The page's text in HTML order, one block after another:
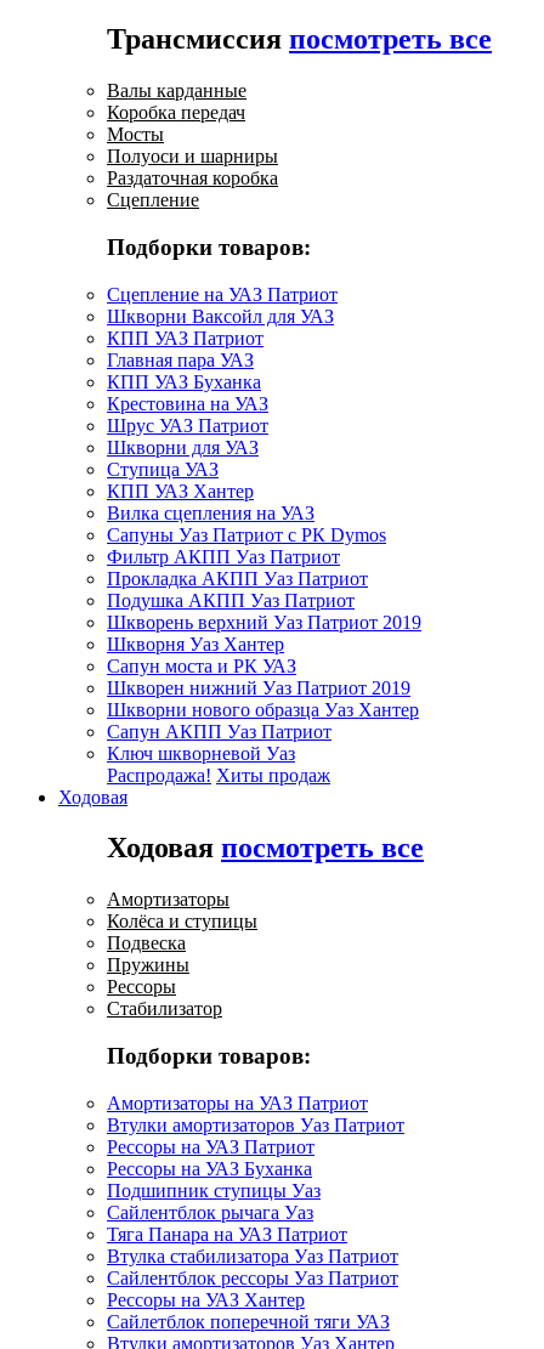
Трансмиссия посмотреть все
Валы карданные
Коробка передач
Мосты
Полуоси и шарниры
Раздаточная коробка
Сцепление
Подборки товаров:
Сцепление на УАЗ Патриот
Шкворни Ваксойл для УАЗ
КПП УАЗ Патриот
Главная пара УАЗ
КПП УАЗ Буханка
Крестовина на УАЗ
Шрус УАЗ Патриот
Шкворни для УАЗ
Ступица УАЗ
КПП УАЗ Хантер
Вилка сцепления на УАЗ
Сапуны Уаз Патриот с РК Dymos
Фильтр АКПП Уаз Патриот
Прокладка АКПП Уаз Патриот
Подушка АКПП Уаз Патриот
Шкворень верхний Уаз Патриот 2019
Шкворня Уаз Хантер
Сапун моста и РК УАЗ
Шкворен нижний Уаз Патриот 2019
Шкворни нового образца Уаз Хантер
Сапун АКПП Уаз Патриот
Ключ шкворневой Уаз
Распродажа! Хиты продаж
Ходовая
Ходовая посмотреть все
Амортизаторы
Колёса и ступицы
Подвеска
Пружины
Рессоры
Стабилизатор
Подборки товаров:
Амортизаторы на УАЗ Патриот
Втулки амортизаторов Уаз Патриот
Рессоры на УАЗ Патриот
Рессоры на УАЗ Буханка
Подшипник ступицы Уаз
Сайлентблок рычага Уаз
Тяга Панара на УАЗ Патриот
Втулка стабилизатора Уаз Патриот
Сайлентблок рессоры Уаз Патриот
Рессоры на УАЗ Хантер
Сайлетблок поперечной тяги УАЗ
Втулки амортизаторов Уаз Хантер